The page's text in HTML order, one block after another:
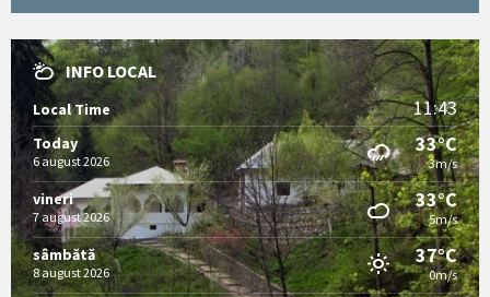
INFO LOCAL
Local Time 11:43
Today
6 august 2026
33°C
3m/s
vineri
7 august 2026
33°C
5m/s
sâmbătă
8 august 2026
37°C
0m/s